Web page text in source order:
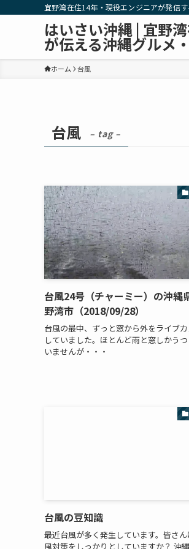
宜野湾在住14年・現役エンジニアが発信
はいさい沖縄 | 宜野
が伝える沖縄グルメ
ホーム 台風
台風 – tag –
台風24号（チャーミー）の沖縄
野湾市（2018/09/28）
台風の最中、ずっと窓から外をライブ
していました。ほとんど雨と窓しかうつ
いませんが・・・
台風の豆知識
最近台風が多く発生しています。皆さ
風対策をしっかりとしていますか？ 沖